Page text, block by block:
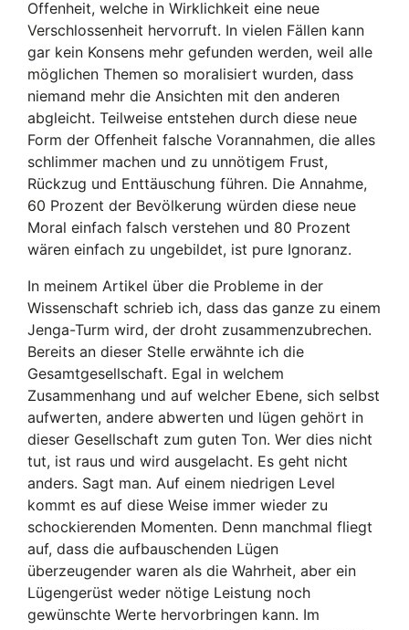
Offenheit, welche in Wirklichkeit eine neue
Verschlossenheit hervorruft. In vielen Fällen kann
gar kein Konsens mehr gefunden werden, weil alle
möglichen Themen so moralisiert wurden, dass
niemand mehr die Ansichten mit den anderen
abgleicht. Teilweise entstehen durch diese neue
Form der Offenheit falsche Vorannahmen, die alles
schlimmer machen und zu unnötigem Frust,
Rückzug und Enttäuschung führen. Die Annahme,
60 Prozent der Bevölkerung würden diese neue
Moral einfach falsch verstehen und 80 Prozent
wären einfach zu ungebildet, ist pure Ignoranz.
In meinem Artikel über die Probleme in der
Wissenschaft schrieb ich, dass das ganze zu einem
Jenga-Turm wird, der droht zusammenzubrechen.
Bereits an dieser Stelle erwähnte ich die
Gesamtgesellschaft. Egal in welchem
Zusammenhang und auf welcher Ebene, sich selbst
aufwerten, andere abwerten und lügen gehört in
dieser Gesellschaft zum guten Ton. Wer dies nicht
tut, ist raus und wird ausgelacht. Es geht nicht
anders. Sagt man. Auf einem niedrigen Level
kommt es auf diese Weise immer wieder zu
schockierenden Momenten. Denn manchmal fliegt
auf, dass die aufbauschenden Lügen
überzeugender waren als die Wahrheit, aber ein
Lügengerüst weder nötige Leistung noch
gewünschte Werte hervorbringen kann. Im